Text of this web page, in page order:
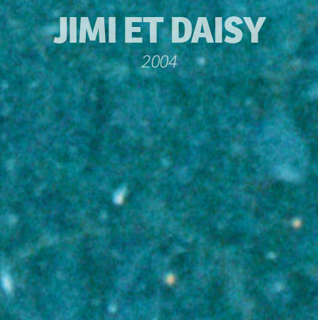
JIMI ET DAISY
2004